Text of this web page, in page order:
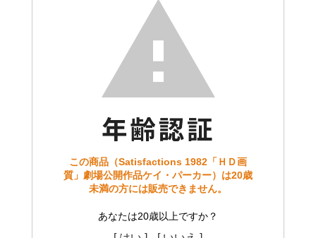
この商品（Satisfactions 1982「ＨＤ画
質」劇場公開作品ケイ・パーカー）は20歳
未満の方には販売できません。
あなたは20歳以上ですか？